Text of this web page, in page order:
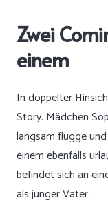
Zwei
einem
In doppelter
Story. Mädchen
langsam flügge
einem ebenfalls
befindet sich an
als junger Vater.